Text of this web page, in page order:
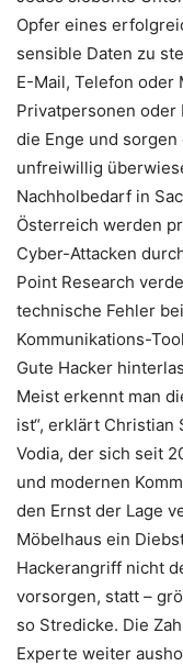
Opfer eines
sensible Daten zu
E-Mail, Telefon oder
Privatpersonen oder
die Enge und
unfreiwillig
Nachholbedarf in
Österreich werden
Cyber-Attacken
Point Research
technische Fehler
Kommunikations-
Gute Hacker
Meist erkennt man
ist“, erklärt Christian
Vodia, der sich seit
und modernen
den Ernst der Lage
Möbelhaus ein
Hackerangriff nicht
vorsorgen, statt –
so Stredicke. Die
Experte weiter